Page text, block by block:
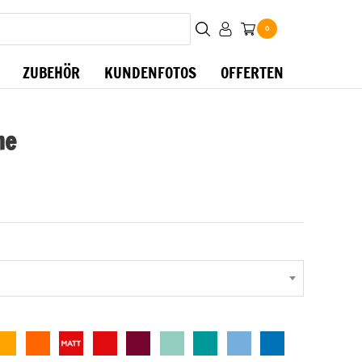
0
ZUBEHÖR KUNDENFOTOS OFFERTEN